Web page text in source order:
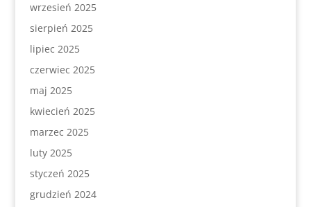
wrzesień 2025
sierpień 2025
lipiec 2025
czerwiec 2025
maj 2025
kwiecień 2025
marzec 2025
luty 2025
styczeń 2025
grudzień 2024